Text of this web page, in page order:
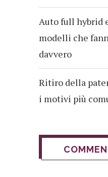
Auto full hybrid
modelli che
davvero
Ritiro della
i motivi più